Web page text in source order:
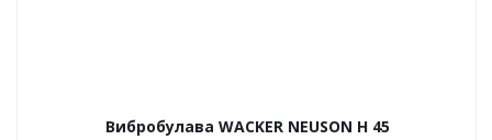
Вибробулава WACKER NEUSON Н 45